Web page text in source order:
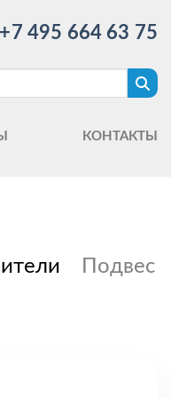
+7 495 664 63 75
КОНТАКТЫ
Подвес